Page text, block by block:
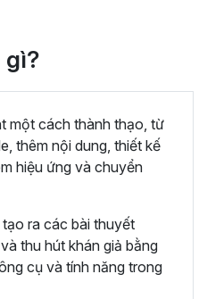
gì?
một cách thành thạo, từ
thêm nội dung, thiết kế
hiệu ứng và chuyển
ra các bài thuyết
thu hút khán giả bằng
cụ và tính năng trong